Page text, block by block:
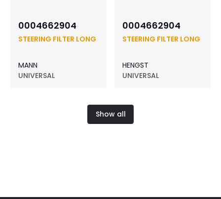
0004662904
STEERING FILTER LONG
MANN
UNIVERSAL
0004662904
STEERING FILTER LONG
HENGST
UNIVERSAL
Show all